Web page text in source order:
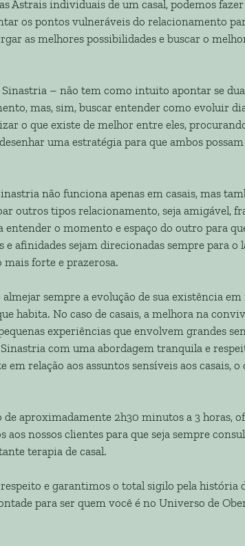
Astrais individuais de um casal, podemos
os pontos vulneráveis do relacionamento
as melhores possibilidades e buscar o
– não tem como intuito apontar se
mas, sim, buscar entender como evoluir
o que existe de melhor entre eles,
uma estratégia para que ambos
não funciona apenas em casais, mas
outros tipos relacionamento, seja amigável,
entender o momento e espaço do outro para
e afinidades sejam direcionadas sempre para o
forte e prazerosa.
sempre a evolução de sua existência em
habita. No caso de casais, a melhora na
experiências que envolvem grandes
com uma abordagem tranquila e
relação aos assuntos sensíveis aos casais, o
aproximadamente 2h30 minutos a 3 horas,
aos nossos clientes para que seja sempre
terapia de casal.
e garantimos o total sigilo pela história
para ser quem você é no Universo de